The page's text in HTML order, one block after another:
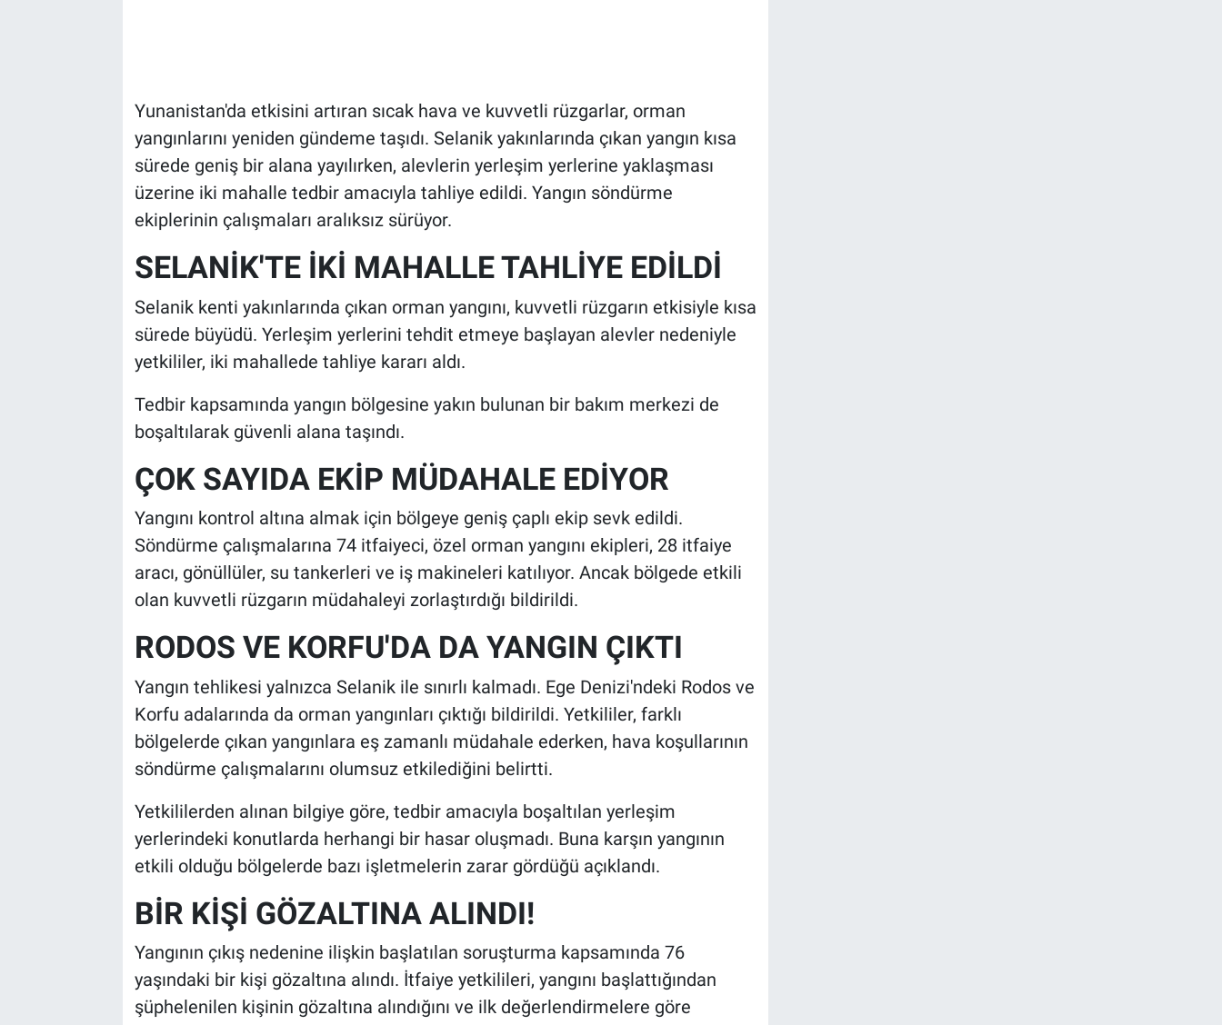
Yunanistan'da etkisini artıran sıcak hava ve kuvvetli rüzgarlar, orman
yangınlarını yeniden gündeme taşıdı. Selanik yakınlarında çıkan yangın kısa
sürede geniş bir alana yayılırken, alevlerin yerleşim yerlerine yaklaşması
üzerine iki mahalle tedbir amacıyla tahliye edildi. Yangın söndürme
ekiplerinin çalışmaları aralıksız sürüyor.
SELANİK'TE İKİ MAHALLE TAHLİYE EDİLDİ
Selanik kenti yakınlarında çıkan orman yangını, kuvvetli rüzgarın etkisiyle kısa
sürede büyüdü. Yerleşim yerlerini tehdit etmeye başlayan alevler nedeniyle
yetkililer, iki mahallede tahliye kararı aldı.
Tedbir kapsamında yangın bölgesine yakın bulunan bir bakım merkezi de
boşaltılarak güvenli alana taşındı.
ÇOK SAYIDA EKİP MÜDAHALE EDİYOR
Yangını kontrol altına almak için bölgeye geniş çaplı ekip sevk edildi.
Söndürme çalışmalarına 74 itfaiyeci, özel orman yangını ekipleri, 28 itfaiye
aracı, gönüllüler, su tankerleri ve iş makineleri katılıyor. Ancak bölgede etkili
olan kuvvetli rüzgarın müdahaleyi zorlaştırdığı bildirildi.
RODOS VE KORFU'DA DA YANGIN ÇIKTI
Yangın tehlikesi yalnızca Selanik ile sınırlı kalmadı. Ege Denizi'ndeki Rodos ve
Korfu adalarında da orman yangınları çıktığı bildirildi. Yetkililer, farklı
bölgelerde çıkan yangınlara eş zamanlı müdahale ederken, hava koşullarının
söndürme çalışmalarını olumsuz etkilediğini belirtti.
Yetkililerden alınan bilgiye göre, tedbir amacıyla boşaltılan yerleşim
yerlerindeki konutlarda herhangi bir hasar oluşmadı. Buna karşın yangının
etkili olduğu bölgelerde bazı işletmelerin zarar gördüğü açıklandı.
BİR KİŞİ GÖZALTINA ALINDI!
Yangının çıkış nedenine ilişkin başlatılan soruşturma kapsamında 76
yaşındaki bir kişi gözaltına alındı. İtfaiye yetkilileri, yangını başlattığından
şüphelenilen kişinin gözaltına alındığını ve ilk değerlendirmelere göre